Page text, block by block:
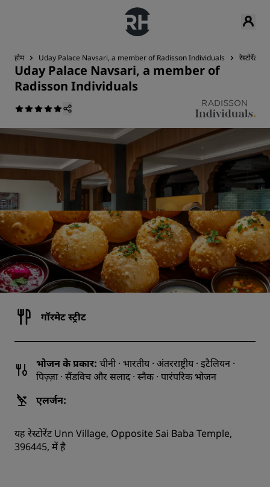
होम Uday Palace Navsari, a member of Radisson Individuals रेस्टोरेंट &
Uday Palace Navsari, a member of
Radisson Individuals
गॉरमेट स्ट्रीट
भोजन के प्रकार: चीनी · भारतीय · अंतरराष्ट्रीय · इटैलियन ·
पिज़्ज़ा · सैंडविच और सलाद · स्नैक · पारंपरिक भोजन
एलर्जन:
यह रेस्टोरेंट Unn Village, Opposite Sai Baba Temple,
396445, में है